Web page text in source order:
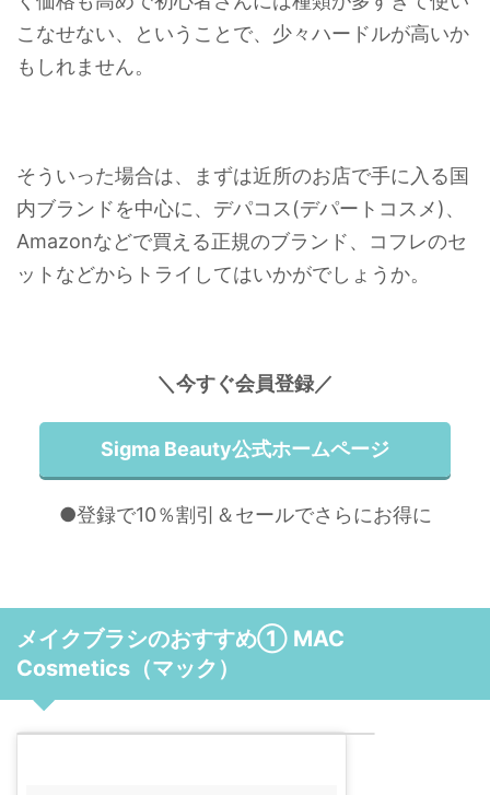
こなせない、ということで、少々ハードルが高いか
もしれません。
そういった場合は、まずは近所のお店で手に入る国
内ブランドを中心に、デパコス(デパートコスメ)、
Amazonなどで買える正規のブランド、コフレのセ
ットなどからトライしてはいかがでしょうか。
＼今すぐ会員登録／
Sigma Beauty公式ホームページ
●登録で10％割引＆セールでさらにお得に
メイクブラシのおすすめ① MAC
Cosmetics（マック）